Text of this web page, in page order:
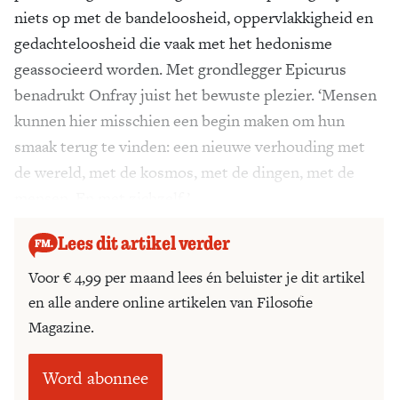
niets op met de bandeloosheid, oppervlakkigheid en
gedachteloosheid die vaak met het hedonisme
geassocieerd worden. Met grondlegger Epicurus
benadrukt Onfray juist het bewuste plezier. ‘Mensen
kunnen hier misschien een begin maken om hun
smaak terug te vinden: een nieuwe verhouding met
de wereld, met de kosmos, met de dingen, met de
Lees dit artikel verder
Voor € 4,99 per maand lees én beluister je dit artikel
en alle andere online artikelen van Filosofie
Magazine.
Word abonnee